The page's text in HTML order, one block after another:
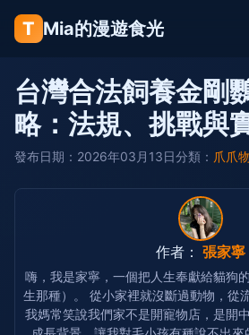
T Mia的漫遊食光
台灣合法飼養金剛
略：法規、挑戰與
發布日期：2026年03月13日分類： 爪爪
作者： 張家寧
嗨，我是家寧，一個把人生奉獻給貓狗
生那種）。 從小家裡就沒斷過動物，從
我媽常笑說我們家不是開寵物店，是開